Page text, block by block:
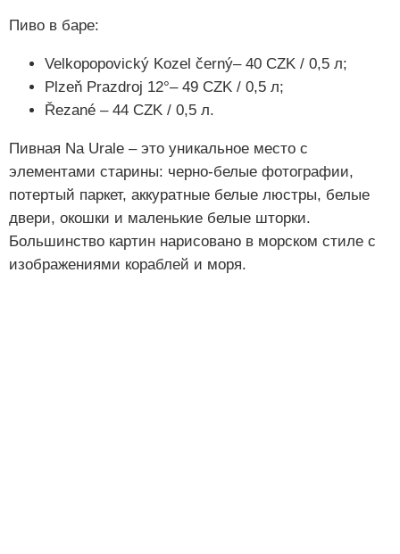
Пиво в баре:
Velkopopovický Kozel černý– 40 CZK / 0,5 л;
Plzeň Prazdroj 12°– 49 CZK / 0,5 л;
Řezané – 44 CZK / 0,5 л.
Пивная Na Urale – это уникальное место с
элементами старины: черно-белые фотографии,
потертый паркет, аккуратные белые люстры, белые
двери, окошки и маленькие белые шторки.
Большинство картин нарисовано в морском стиле с
изображениями кораблей и моря.